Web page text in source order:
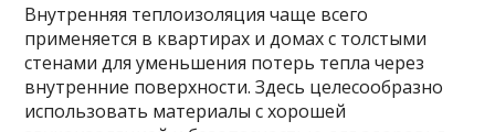
Внутренняя теплоизоляция чаще всего
применяется в квартирах и домах с толстыми
стенами для уменьшения потерь тепла через
внутренние поверхности. Здесь целесообразно
использовать материалы с хорошей